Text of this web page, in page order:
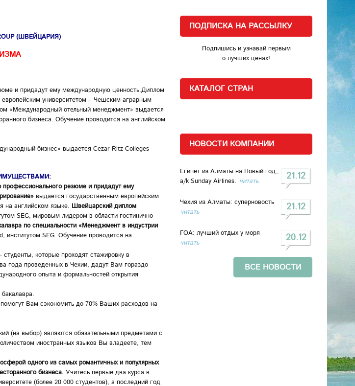
(ШВЕЙЦАРИЯ)
и придадут ему международную ценность.Диплом
университетом – Чешским аграрным
«Международный отельный менеджмент» выдается
бизнеса. Обучение проводится на английском
бизнес» выдается Cezar Ritz Colleges
резюме и придадут ему
выдается государственным европейским
на английском языке. Швейцарский диплом
SEG, мировым лидером в области гостинично-
по специальности «Менеджмент в индустрии
институтом SEG. Обучение проводится на
которые проходят стажировку в
года проведенных в Чехии, дадут Вам гораздо
опыта и формальностей открытия
Вам сэкономить до 70% Ваших расходов на
(на выбор) являются обязательными предметами с
иностранных языков Вы владеете, тем
одного из самых романтичных и популярных
бизнеса. Учитесь первые два курса в
(более 20 000 студентов), а последний год
ПОДПИСКА НА РАССЫЛКУ
Подпишись и узнавай первым
о лучших ценах!
КАТАЛОГ СТРАН
НОВОСТИ КОМПАНИИ
21.12
Египет из Алматы на Новый год_
a/k Sunday Airlines.
читать
21.12
Чехия из Алматы: суперновость
читать
20.12
ГОА: лучший отдых у моря
читать
ВСЕ НОВОСТИ